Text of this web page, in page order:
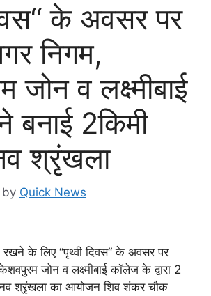
के अवसर पर
निगम,
जोन व लक्ष्मीबाई
2किमी
श्रृंखला
by Quick News
रखने के लिए ‘‘पृथ्वी दिवस‘‘ के अवसर पर
जोन व लक्ष्मीबाई कॉलेज के द्वारा 2
श्रृंखला का आयोजन शिव शंकर चौक